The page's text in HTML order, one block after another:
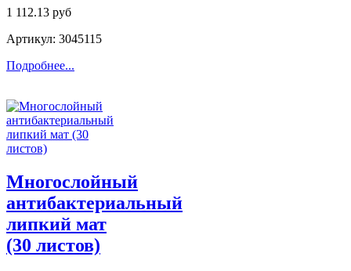
1 112.13 руб
Артикул: 3045115
Подробнее...
Многослойный
антибактериальный
липкий мат
(30 листов)